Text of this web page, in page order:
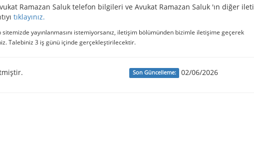
Ramazan Saluk telefon bilgileri ve Avukat Ramazan Saluk 'ın diğer
tıklayınız.
yayınlanmasını istemiyorsanız, iletişim bölümünden bizimle iletişime geçerek
Talebiniz 3 iş günü içinde gerçekleştirilecektir.
Son Güncelleme: 02/06/2026